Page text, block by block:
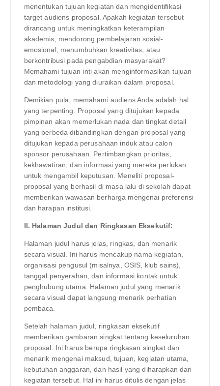
menentukan tujuan kegiatan dan mengidentifikasi
target audiens proposal. Apakah kegiatan tersebut
dirancang untuk meningkatkan keterampilan
akademis, mendorong pembelajaran sosial-
emosional, menumbuhkan kreativitas, atau
berkontribusi pada pengabdian masyarakat?
Memahami tujuan inti akan menginformasikan tujuan
dan metodologi yang diuraikan dalam proposal.
Demikian pula, memahami audiens Anda adalah hal
yang terpenting. Proposal yang ditujukan kepada
pimpinan akan memerlukan nada dan tingkat detail
yang berbeda dibandingkan dengan proposal yang
ditujukan kepada perusahaan induk atau calon
sponsor perusahaan. Pertimbangkan prioritas,
kekhawatiran, dan informasi yang mereka perlukan
untuk mengambil keputusan. Meneliti proposal-
proposal yang berhasil di masa lalu di sekolah dapat
memberikan wawasan berharga mengenai preferensi
dan harapan institusi.
II. Halaman Judul dan Ringkasan Eksekutif:
Halaman judul harus jelas, ringkas, dan menarik
secara visual. Ini harus mencakup nama kegiatan,
organisasi pengusul (misalnya, OSIS, klub sains),
tanggal penyerahan, dan informasi kontak untuk
penghubung utama. Halaman judul yang menarik
secara visual dapat langsung menarik perhatian
pembaca.
Setelah halaman judul, ringkasan eksekutif
memberikan gambaran singkat tentang keseluruhan
proposal. Ini harus berupa ringkasan singkat dan
menarik mengenai maksud, tujuan, kegiatan utama,
kebutuhan anggaran, dan hasil yang diharapkan dari
kegiatan tersebut. Hal ini harus ditulis dengan jelas